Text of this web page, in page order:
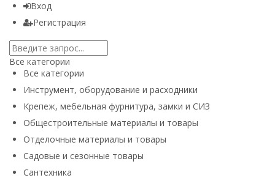
Вход
Регистрация
Все категории
Все категории
Инструмент, оборудование и расходники
Крепеж, мебельная фурнитура, замки и СИЗ
Общестроительные материалы и товары
Отделочные материалы и товары
Садовые и сезонные товары
Сантехника